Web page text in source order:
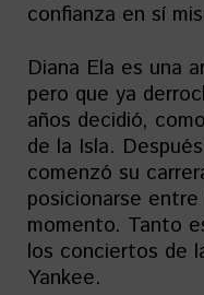
confianza en sí
Diana Ela es una
pero que ya
años decidió,
de la Isla.
comenzó su
posicionarse
momento. Tanto
los conciertos de
Yankee.